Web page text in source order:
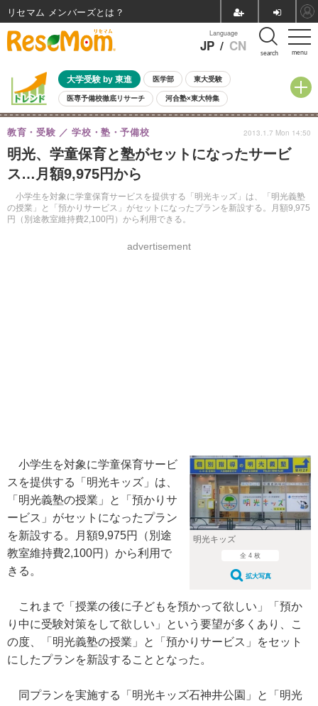
menu
Language
JP / CN search
大学受験 by 東進 医学部 東大受験
医専予備校徹底リサーチ 河合塾×東大特集
親子で考える大学選び 高校受験 中学受験 小学校受験
共通テスト 夏休み 8月開催学校説明会・相談会
8月開催イベント・WS 全国公立高校 過去問 人気記事
自由研究教材（小学生向け） 自由研究教材（中学生向け）
明光、学童保育と塾がセットになったサービ
ス…月額9,975円から
小学生を対象に学童保育サービスを提供する「明光キッズ」は、「明光義塾
の授業」と「預かりサービス」がセットになったプランを新設する。月額9,975
円（別途教室維持費2,100円）から利用できる。
教育・受験 学校・塾・予備校
advertisement
2013.1.7 Mon 14:50
明光キッズ
全 4 枚
拡大写真
小学生を対象に学童保育サービ
スを提供する「明光キッズ」は、
「明光義塾の授業」と「預かりサ
ービス」がセットになったプラン
を新設する。月額9,975円（別途
教室維持費2,100円）から利用で
きる。
これまで「授業の後に子どもを預かって欲しい」「預か
り中に受験対策をして欲しい」という要望が多くあり、こ
の度、「明光義塾の授業」と「預かりサービス」をセット
にしたプランを新設することとなった。
同プランを実施する「明光キッズ石神井公園」と「明光
リセマム メンバーズ